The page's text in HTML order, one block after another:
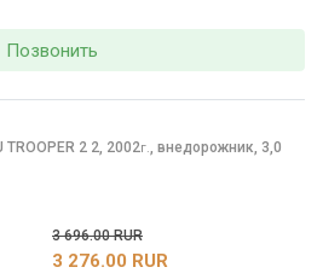
Позвонить
TROOPER 2 2, 2002г., внедорожник, 3,0
3 696.00 RUR
3 276.00 RUR